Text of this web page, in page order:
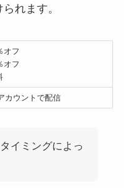
れます。
オフ
オフ
カウントで配信
イミングによっ